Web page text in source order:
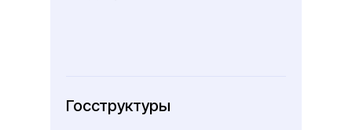
Госструктуры